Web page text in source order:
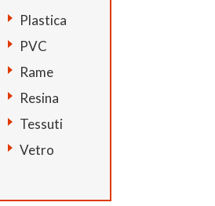
Plastica
PVC
Rame
Resina
Tessuti
Vetro